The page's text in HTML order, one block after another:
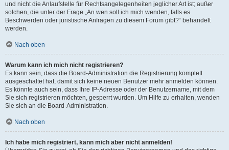
und nicht die Anlaufstelle für Rechtsangelegenheiten jeglicher Art ist; außer
solchen, die unter der Frage „An wen soll ich mich wenden, falls es
Beschwerden oder juristische Anfragen zu diesem Forum gibt?“ behandelt
werden.
Nach oben
Warum kann ich mich nicht registrieren?
Es kann sein, dass die Board-Administration die Registrierung komplett
ausgeschaltet hat, damit sich keine neuen Benutzer mehr anmelden können.
Es könnte auch sein, dass Ihre IP-Adresse oder der Benutzername, mit dem
Sie sich registrieren möchten, gesperrt wurden. Um Hilfe zu erhalten, wenden
Sie sich an die Board-Administration.
Nach oben
Ich habe mich registriert, kann mich aber nicht anmelden!